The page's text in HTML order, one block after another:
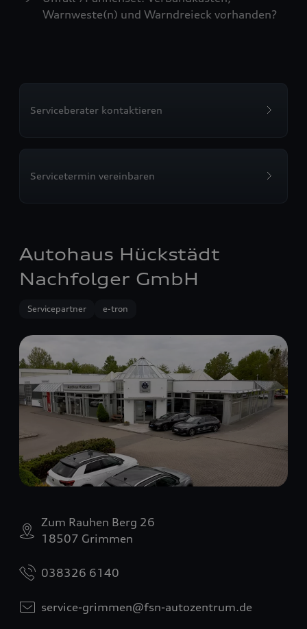
Warnweste(n) und Warndreieck vorhanden?
Serviceberater kontaktieren
Servicetermin vereinbaren
Autohaus Hückstädt
Nachfolger GmbH
Servicepartner e-tron
Zum Rauhen Berg 26
18507 Grimmen
038326 6140
service-grimmen@fsn-autozentrum.de